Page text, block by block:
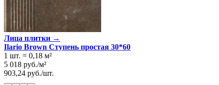
Лица плитки →
Ilario Brown Ступень простая 30*60
1 шт. = 0,18 м²
5 018 руб./м²
903,24 руб./шт.